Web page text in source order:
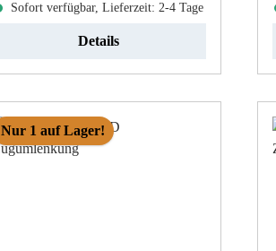
Sofort verfügbar, Lieferzeit: 2-4 Tage
Details
Nur 1 auf Lager!